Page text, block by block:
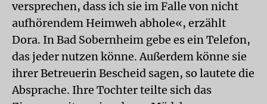
versprechen, dass ich sie im Falle von nicht
aufhörendem Heimweh abhole«, erzählt
Dora. In Bad Sobernheim gebe es ein Telefon,
das jeder nutzen könne. Außerdem könne sie
ihrer Betreuerin Bescheid sagen, so lautete die
Absprache. Ihre Tochter teilte sich das